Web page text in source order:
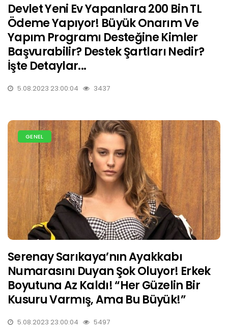
Devlet Yeni Ev Yapanlara 200 Bin TL
Ödeme Yapıyor! Büyük Onarım Ve
Yapım Programı Desteğine Kimler
Başvurabilir? Destek Şartları Nedir?
İşte Detaylar...
5.08.2023 23:00:04 3437
GENEL
Serenay Sarıkaya’nın Ayakkabı
Numarasını Duyan Şok Oluyor! Erkek
Boyutuna Az Kaldı! “Her Güzelin Bir
Kusuru Varmış, Ama Bu Büyük!”
5.08.2023 23:00:04 5497